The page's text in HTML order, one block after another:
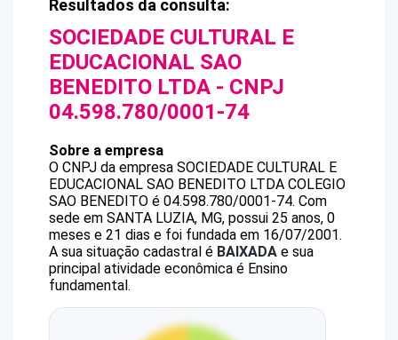
Resultados da consulta:
SOCIEDADE CULTURAL E
EDUCACIONAL SAO
BENEDITO LTDA - CNPJ
04.598.780/0001-74
Sobre a empresa
O CNPJ da empresa SOCIEDADE CULTURAL E
EDUCACIONAL SAO BENEDITO LTDA COLEGIO
SAO BENEDITO é 04.598.780/0001-74. Com
sede em SANTA LUZIA, MG, possui 25 anos, 0
meses e 21 dias e foi fundada em 16/07/2001.
A sua situação cadastral é BAIXADA e sua
principal atividade econômica é Ensino
fundamental.